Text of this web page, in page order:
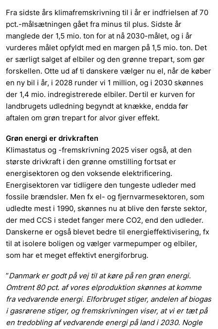
Fra sidste års klimafremskrivning til i år er indfrielsen af 70
pct.-målsætningen gået fra minus til plus. Sidste år
manglede der 1,5 mio. ton for at nå 2030-målet, og i år
vurderes målet opfyldt med en margen på 1,5 mio. ton. Det
er særligt salget af elbiler og den grønne trepart, som gør
forskellen. Otte ud af ti danskere vælger nu el, når de køber
en ny bil i år, i 2028 runder vi 1 million, og i 2030 skønnes
der 1,4 mio. indregistrerede elbiler. Dertil er kurven for
landbrugets udledning begyndt at knække, endda før
aftalen om grøn trepart for alvor giver effekt.
Grøn energi er drivkraften
Klimastatus og -fremskrivning 2025 viser også, at den
største drivkraft i den grønne omstilling fortsat er
energisektoren og den voksende elektrificering.
Energisektoren var tidligere den tungeste udleder med
fossile brændsler. Men fx el- og fjernvarmesektoren, som
udledte mest i 1990, skønnes nu at blive den første sektor,
der med CCS i stedet fanger mere CO2, end den udleder.
Danskerne er også blevet bedre til energieffektivisering, fx
til at isolere boligen og vælger varmepumper og elbiler,
som har et meget effektivt energiforbrug.
”Danmark er godt på vej til at køre på ren grøn energi.
Omtrent 80 pct. af vores elproduktion skønnes at komme
fra vedvarende energi. Elforbruget stiger, andelen af biogas
i gasrørene stiger, og fremskrivningen viser, at vi er tæt på
en tredobling af vedvarende energi på land i 2030. Nogle